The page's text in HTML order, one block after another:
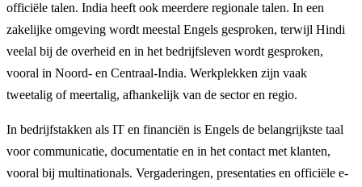
officiële talen. India heeft ook meerdere regionale talen. In een
zakelijke omgeving wordt meestal Engels gesproken, terwijl Hindi
veelal bij de overheid en in het bedrijfsleven wordt gesproken,
vooral in Noord- en Centraal-India. Werkplekken zijn vaak
tweetalig of meertalig, afhankelijk van de sector en regio.
In bedrijfstakken als IT en financiën is Engels de belangrijkste taal
voor communicatie, documentatie en in het contact met klanten,
vooral bij multinationals. Vergaderingen, presentaties en officiële e-